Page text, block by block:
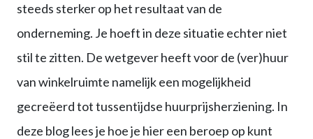
steeds sterker op het resultaat van de
onderneming. Je hoeft in deze situatie echter niet
stil te zitten. De wetgever heeft voor de (ver)huur
van winkelruimte namelijk een mogelijkheid
gecreëerd tot tussentijdse huurprijsherziening. In
deze blog lees je hoe je hier een beroep op kunt